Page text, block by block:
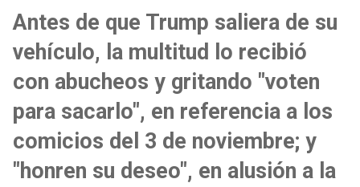
Antes de que Trump saliera de su
vehículo, la multitud lo recibió
con abucheos y gritando "voten
para sacarlo", en referencia a los
comicios del 3 de noviembre; y
"honren su deseo", en alusión a la